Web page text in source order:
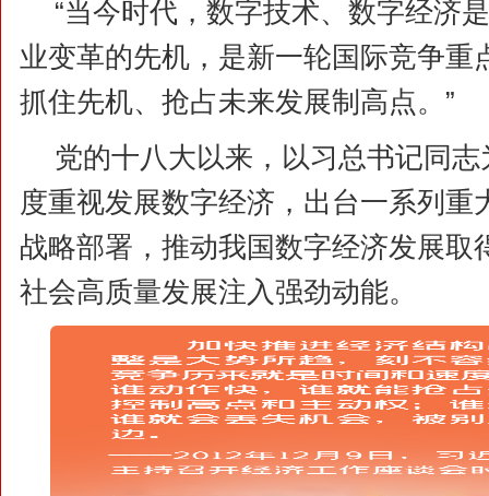
“当今时代，数字技术、数字经济
业变革的先机，是新一轮国际竞争重
抓住先机、抢占未来发展制高点。”
党的十八大以来，以习总书记同
度重视发展数字经济，出台一系列重
战略部署，推动我国数字经济发展取
社会高质量发展注入强劲动能。